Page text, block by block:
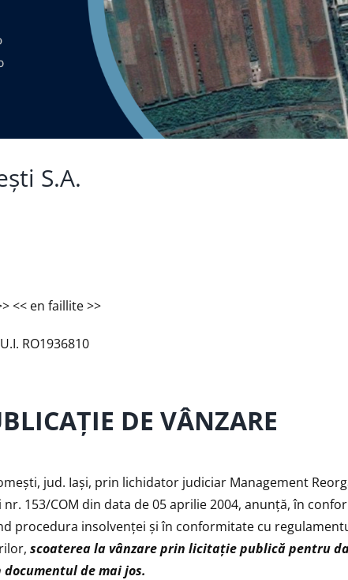
S.A.
<< en faillite >>
RO1936810
DE VÂNZARE
jud. Iaşi, prin lichidator judiciar Management
nr. 153/COM din data de 05 aprilie 2004, anunţă, în
procedura insolvenţei şi în conformitate cu
scoaterea la vânzare prin licitaţie publică pentru
de mai jos.